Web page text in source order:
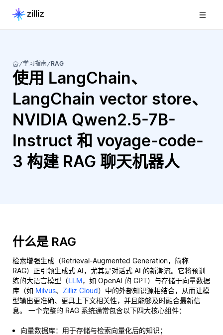
学习指南 RAG
使用 LangChain、
LangChain vector store、
NVIDIA Qwen2.5-7B-
Instruct 和 voyage-code-
3 构建 RAG 聊天机器人
什么是 RAG
检索增强生成（Retrieval-Augmented Generation，简称
RAG）正引领生成式 AI，尤其是对话式 AI 的新潮流。它将预训
练的大语言模型（LLM，如 OpenAI 的 GPT）与存储于向量数据
库（如 Milvus、 Zilliz Cloud）中的外部知识源相结合，从而让模
型输出更准确、更具上下文相关性，并且能够及时融合最新信
息。 一个完整的 RAG 系统通常包含以下四大核心组件：
向量数据库：用于存储与检索向量化后的知识；